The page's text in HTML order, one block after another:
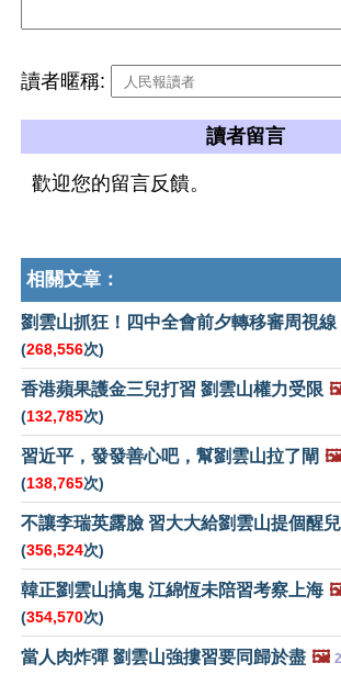
讀者暱稱:
讀者留言
歡迎您的留言反饋。
相關文章：
劉雲山抓狂！四中全會前夕轉移審周視線
(268,556次)
香港蘋果護金三兒打習 劉雲山權力受限
(132,785次)
習近平，發發善心吧，幫劉雲山拉了閘
(138,765次)
不讓李瑞英露臉 習大大給劉雲山提個醒兒
(356,524次)
韓正劉雲山搞鬼 江綿恆未陪習考察上海
(354,570次)
當人肉炸彈 劉雲山強摟習要同歸於盡 🖼️